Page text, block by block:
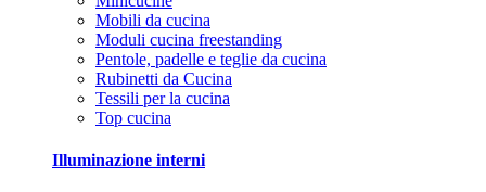
Mobili da cucina
Moduli cucina freestanding
Pentole, padelle e teglie da cucina
Rubinetti da Cucina
Tessili per la cucina
Top cucina
Illuminazione interni